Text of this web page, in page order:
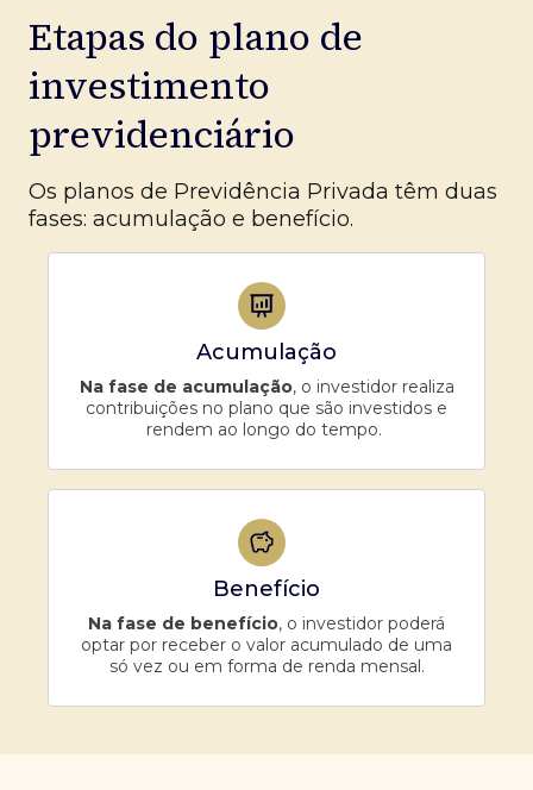
Etapas do plano de
investimento
previdenciário
Os planos de Previdência Privada têm duas
fases: acumulação e benefício.
Acumulação
Na fase de acumulação, o investidor realiza
contribuições no plano que são investidos e
rendem ao longo do tempo.
Benefício
Na fase de benefício, o investidor poderá
optar por receber o valor acumulado de uma
só vez ou em forma de renda mensal.